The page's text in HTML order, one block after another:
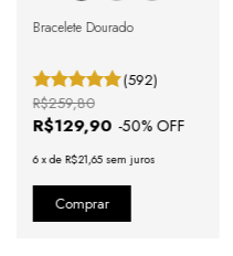
Bracelete Dourado
(592)
R$129,90 -50% OFF
R$259,80
6 xde R$21,65 sem juros